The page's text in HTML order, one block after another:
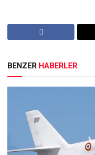
BENZER HABERLER